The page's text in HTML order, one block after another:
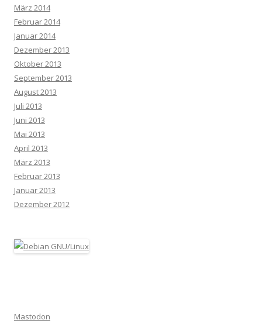
März 2014
Februar 2014
Januar 2014
Dezember 2013
Oktober 2013
September 2013
August 2013
Juli 2013
Juni 2013
Mai 2013
April 2013
März 2013
Februar 2013
Januar 2013
Dezember 2012
Mastodon